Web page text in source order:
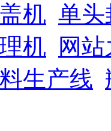
机 单头
机
网
生产线